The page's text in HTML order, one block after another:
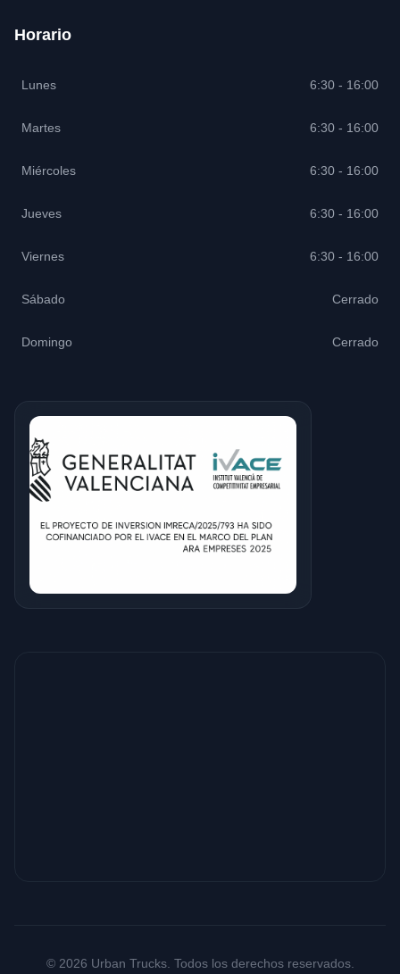
Horario
Lunes 6:30 - 16:00
Martes 6:30 - 16:00
Miércoles 6:30 - 16:00
Jueves 6:30 - 16:00
Viernes 6:30 - 16:00
Sábado Cerrado
Domingo Cerrado
© 2026 Urban Trucks. Todos los derechos reservados.